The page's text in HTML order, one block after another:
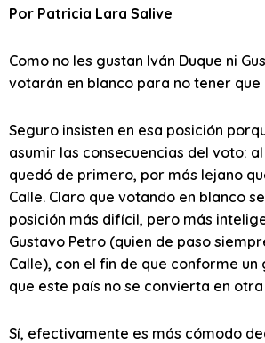
Por Patricia Lara Salive
Como no les gustan Iván Duque ni
votarán en blanco para no tener
Seguro insisten en esa posición
asumir las consecuencias del voto:
quedó de primero, por más lejano
Calle. Claro que votando en blanco
posición más difícil, pero más
Gustavo Petro (quien de paso
Calle), con el fin de que conforme
que este país no se convierta en
Sí, efectivamente es más cómodo